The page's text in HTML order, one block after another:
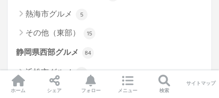
熱海市グルメ 5
その他（東部） 15
静岡県西部グルメ 84
浜松市グルメ 69
その他（西部） 15
ホーム シェア フォロー メニュー 検索
サイトマップ